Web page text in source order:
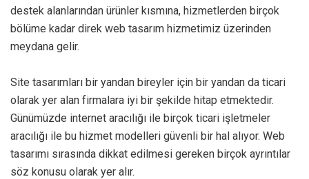
destek alanlarından ürünler kısmına, hizmetlerden birçok
bölüme kadar direk web tasarım hizmetimiz üzerinden
meydana gelir.
Site tasarımları bir yandan bireyler için bir yandan da ticari
olarak yer alan firmalara iyi bir şekilde hitap etmektedir.
Günümüzde internet aracılığı ile birçok ticari işletmeler
aracılığı ile bu hizmet modelleri güvenli bir hal alıyor. Web
tasarımı sırasında dikkat edilmesi gereken birçok ayrıntılar
söz konusu olarak yer alır.